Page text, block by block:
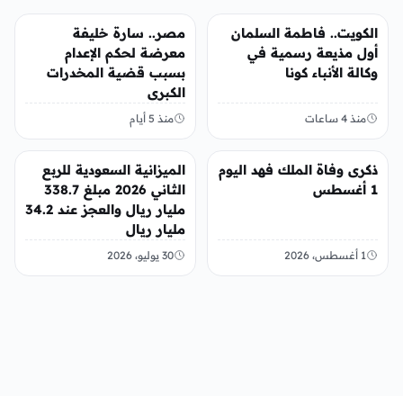
عربي ودولي
الكويت.. فاطمة السلمان
أول مذيعة رسمية في
وكالة الأنباء كونا
منذ 4 ساعات
مصر.. سارة خليفة
معرضة لحكم الإعدام
بسبب قضية المخدرات
الكبرى
منذ 5 أيام
عربي ودولي
ذكرى وفاة الملك فهد اليوم
1 أغسطس
1 أغسطس، 2026
عربي ودولي
الميزانية السعودية للربع
الثاني 2026 مبلغ 338.7
مليار ريال والعجز عند 34.2
مليار ريال
30 يوليو، 2026